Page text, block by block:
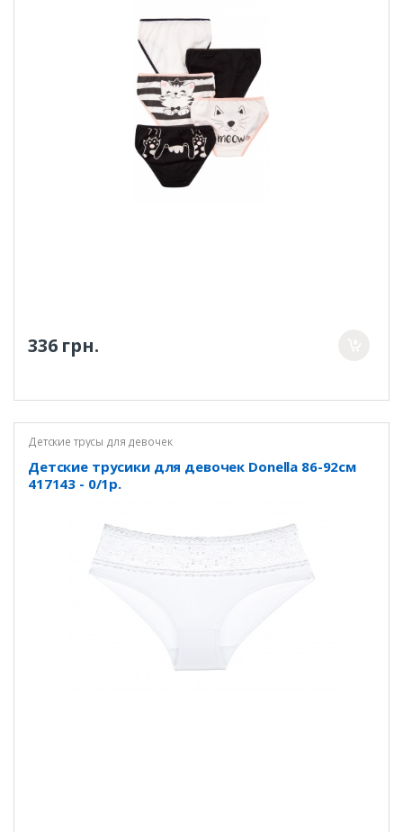
336 грн.
Детские трусы для девочек
Детские трусики для девочек Donella 86-92см
417143 - 0/1р.